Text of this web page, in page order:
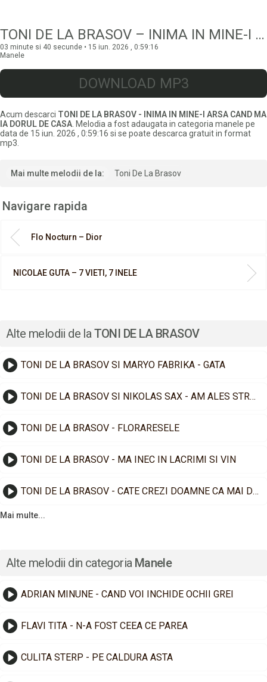
TONI DE LA BRASOV – INIMA IN MINE-I ARSA CAND MA IA DORUL DE CASA
03 minute si 40 secunde • 15 iun. 2026 , 0:59:16
Manele
DOWNLOAD MP3
Acum descarci TONI DE LA BRASOV - INIMA IN MINE-I ARSA CAND MA
IA DORUL DE CASA . Melodia a fost adaugata in categoria manele pe
data de 15 iun. 2026 , 0:59:16 si se poate descarca gratuit in format
mp3.
Mai multe melodii de la: Toni De La Brasov
Navigare rapida
Flo Nocturn – Dior
NICOLAE GUTA – 7 VIETI, 7 INELE
Alte melodii de laTONI DE LA BRASOV
TONI DE LA BRASOV SI MARYO FABRIKA - GATA
TONI DE LA BRASOV SI NIKOLAS SAX - AM ALES STRAINATATEA
TONI DE LA BRASOV - FLORARESELE
TONI DE LA BRASOV - MA INEC IN LACRIMI SI VIN
TONI DE LA BRASOV - CATE CREZI DOAMNE CA MAI DUC
Mai multe...
Alte melodii din categoria Manele
ADRIAN MINUNE - CAND VOI INCHIDE OCHII GREI
FLAVI TITA - N-A FOST CEEA CE PAREA
CULITA STERP - PE CALDURA ASTA